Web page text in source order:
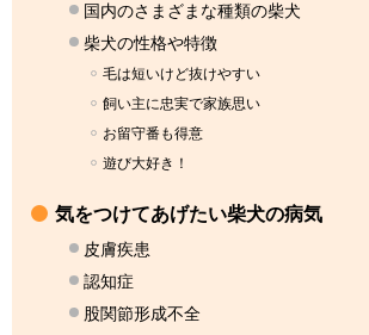
国内のさまざまな種類の柴犬
柴犬の性格や特徴
毛は短いけど抜けやすい
飼い主に忠実で家族思い
お留守番も得意
遊び大好き！
気をつけてあげたい柴犬の病気
皮膚疾患
認知症
股関節形成不全